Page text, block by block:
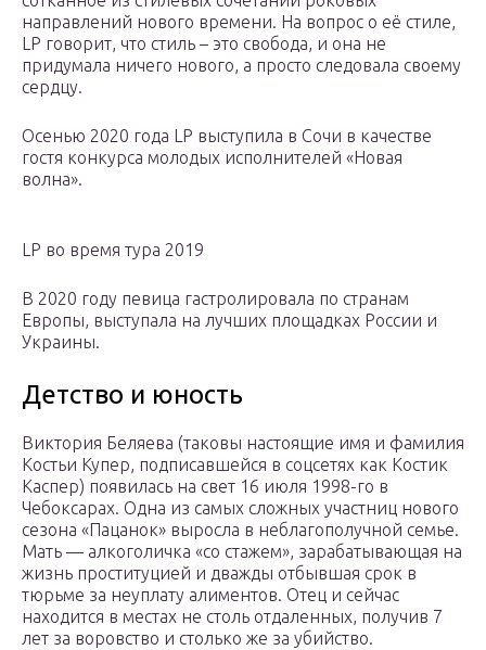
направлений нового времени. На вопрос о её стиле,
LP говорит, что стиль – это свобода, и она не
придумала ничего нового, а просто следовала своему
сердцу.
Осенью 2020 года LP выступила в Сочи в качестве
гостя конкурса молодых исполнителей «Новая
волна».
LP во время тура 2019
В 2020 году певица гастролировала по странам
Европы, выступала на лучших площадках России и
Украины.
Детство и юность
Виктория Беляева (таковы настоящие имя и фамилия
Костьи Купер, подписавшейся в соцсетях как Костик
Каспер) появилась на свет 16 июля 1998-го в
Чебоксарах. Одна из самых сложных участниц нового
сезона «Пацанок» выросла в неблагополучной семье.
Мать — алкоголичка «со стажем», зарабатывающая на
жизнь проституцией и дважды отбывшая срок в
тюрьме за неуплату алиментов. Отец и сейчас
находится в местах не столь отдаленных, получив 7
лет за воровство и столько же за убийство.